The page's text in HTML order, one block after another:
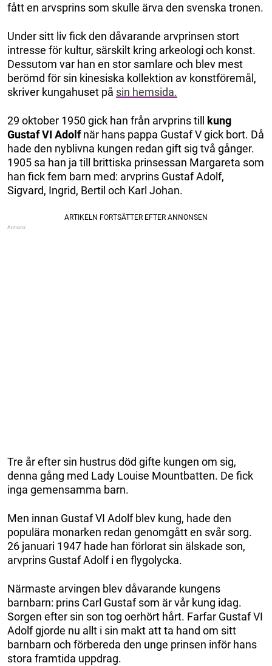
fått en arvsprins som skulle ärva den svenska tronen.
Under sitt liv fick den dåvarande arvprinsen stort
intresse för kultur, särskilt kring arkeologi och konst.
Dessutom var han en stor samlare och blev mest
berömd för sin kinesiska kollektion av konstföremål,
skriver kungahuset på sin hemsida.
29 oktober 1950 gick han från arvprins till
kung
Gustaf VI Adolfnär hans pappa Gustaf V gick bort. Då
hade den nyblivna kungen redan gift sig två gånger.
1905 sa han ja till brittiska prinsessan Margareta som
han fick fem barn med: arvprins Gustaf Adolf,
Sigvard, Ingrid, Bertil och Karl Johan.
Tre år efter sin hustrus död gifte kungen om sig,
denna gång med Lady Louise Mountbatten. De fick
inga gemensamma barn.
Men innan Gustaf VI Adolf blev kung, hade den
populära monarken redan genomgått en svår sorg.
26 januari 1947 hade han förlorat sin älskade son,
arvprins Gustaf Adolf i en flygolycka.
Närmaste arvingen blev dåvarande kungens
barnbarn: prins Carl Gustaf som är vår kung idag.
Sorgen efter sin son tog oerhört hårt. Farfar Gustaf VI
Adolf gjorde nu allt i sin makt att ta hand om sitt
barnbarn och förbereda den unge prinsen inför hans
stora framtida uppdrag.